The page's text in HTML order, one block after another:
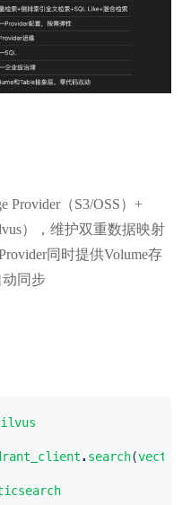
Provider（S3/OSS）+
），维护双重数据映射
同时提供Volume存
动同步
. search(vector